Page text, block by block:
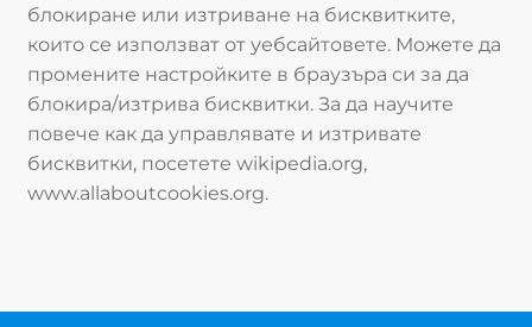
блокиране или изтриване на бисквитките,
които се използват от уебсайтовете. Можете да
промените настройките в браузъра си за да
блокира/изтрива бисквитки. За да научите
повече как да управлявате и изтривате
бисквитки, посетете wikipedia.org,
www.allaboutcookies.org.